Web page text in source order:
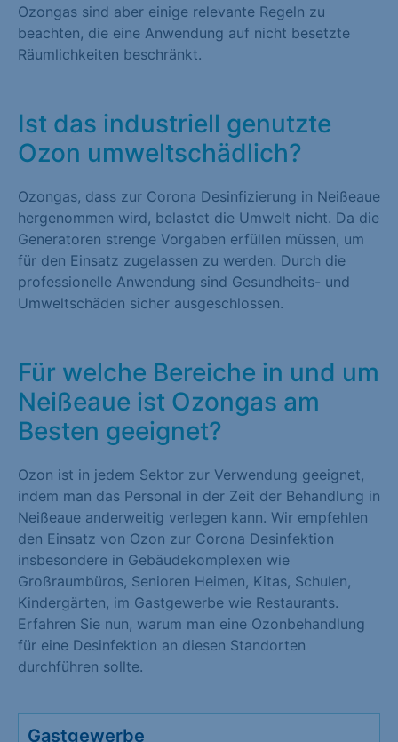
Ozongas sind aber einige relevante Regeln zu
beachten, die eine Anwendung auf nicht besetzte
Räumlichkeiten beschränkt.
Ist das industriell genutzte
Ozon umweltschädlich?
Ozongas, dass zur Corona Desinfizierung in Neißeaue
hergenommen wird, belastet die Umwelt nicht. Da die
Generatoren strenge Vorgaben erfüllen müssen, um
für den Einsatz zugelassen zu werden. Durch die
professionelle Anwendung sind Gesundheits- und
Umweltschäden sicher ausgeschlossen.
Für welche Bereiche in und um
Neißeaue ist Ozongas am
Besten geeignet?
Ozon ist in jedem Sektor zur Verwendung geeignet,
indem man das Personal in der Zeit der Behandlung in
Neißeaue anderweitig verlegen kann. Wir empfehlen
den Einsatz von Ozon zur Corona Desinfektion
insbesondere in Gebäudekomplexen wie
Großraumbüros, Senioren Heimen, Kitas, Schulen,
Kindergärten, im Gastgewerbe wie Restaurants.
Erfahren Sie nun, warum man eine Ozonbehandlung
für eine Desinfektion an diesen Standorten
durchführen sollte.
Gastgewerbe